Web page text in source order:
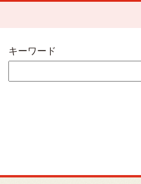
キーワード